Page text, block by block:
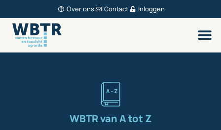
Over ons Contact Inloggen
WBTR van A tot Z